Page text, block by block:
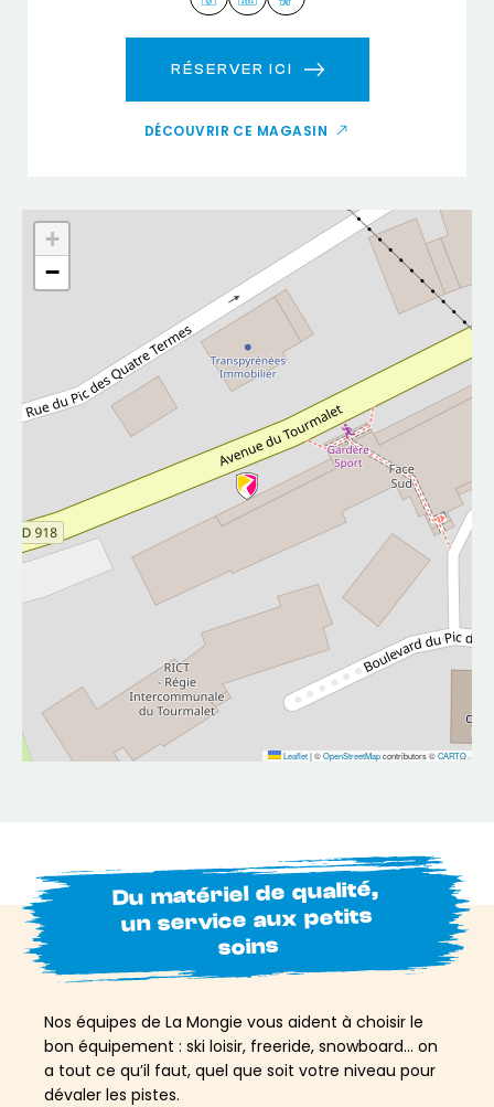
RÉSERVER ICI
DÉCOUVRIR CE MAGASIN
+
−
Leaflet|©OpenStreetMapcontributors ©CARTO
Du matériel de qualité,
un service aux petits
soins
Nos équipes de La Mongie vous aident à choisir le
bon équipement : ski loisir, freeride, snowboard… on
a tout ce qu’il faut, quel que soit votre niveau pour
dévaler les pistes.